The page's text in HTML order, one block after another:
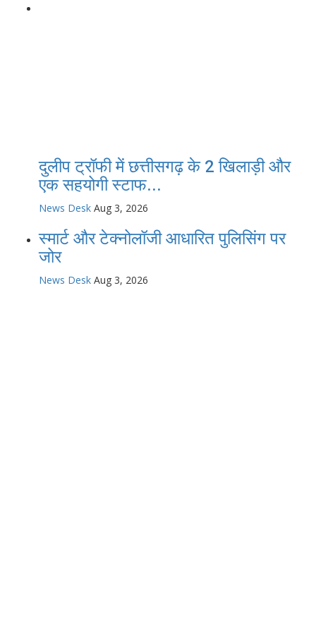
दुलीप ट्रॉफी में छत्तीसगढ़ के 2 खिलाड़ी और
एक सहयोगी स्टाफ...
News Desk Aug 3, 2026
स्मार्ट और टेक्नोलॉजी आधारित पुलिसिंग पर
जोर
News Desk Aug 3, 2026